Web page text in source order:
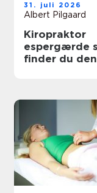
31. juli 2026
Albert Pilgaard
Kiropraktor
espergærde sådan
finder du den